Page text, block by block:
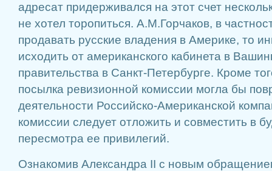
адресат придерживался на этот счет
не хотел торопиться. А.М.Горчаков, в
продавать русские владения в Америке, то
исходить от американского кабинета в
правительства в Санкт-Петербурге. Кроме
посылка ревизионной комиссии могла бы
деятельности Российско-Американской
комиссии следует отложить и совместить в
пересмотра ее привилегий.
Ознакомив Александра II с новым